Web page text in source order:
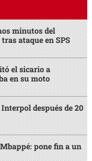
minutos del
ataque en SPS
el sicario a
en su moto
después de 20
pone fin a un